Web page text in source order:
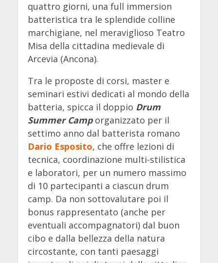
quattro giorni, una full immersion
batteristica tra le splendide colline
marchigiane, nel meraviglioso Teatro
Misa della cittadina medievale di
Arcevia (Ancona).
Tra le proposte di corsi, master e
seminari estivi dedicati al mondo della
batteria, spicca il doppio Drum
Summer Camp organizzato per il
settimo anno dal batterista romano
Dario Esposito, che offre lezioni di
tecnica, coordinazione multi-stilistica
e laboratori, per un numero massimo
di 10 partecipanti a ciascun drum
camp. Da non sottovalutare poi il
bonus rappresentato (anche per
eventuali accompagnatori) dal buon
cibo e dalla bellezza della natura
circostante, con tanti paesaggi